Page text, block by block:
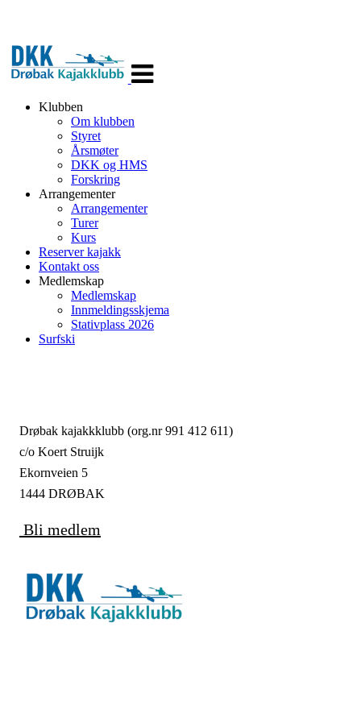
navigasjon
Klubben
Om klubben
Styret
Årsmøter
DKK og HMS
Forskring
Arrangementer
Arrangementer
Turer
Kurs
Reserver kajakk
Kontakt oss
Medlemskap
Medlemskap
Innmeldingsskjema
Stativplass 2026
Surfski
Drøbak kajakkklubb (org.nr 991 412 611)
c/o Koert Struijk
Ekornveien 5
1444 DRØBAK
Bli medlem